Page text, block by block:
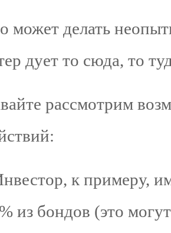
может делать
дует то сюда, то
рассмотрим
к примеру,
из бондов (это